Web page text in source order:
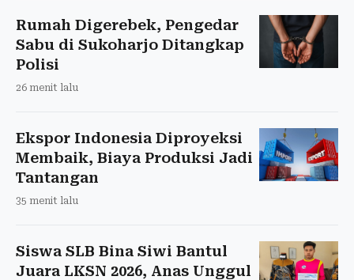
Rumah Digerebek, Pengedar
Sabu di Sukoharjo Ditangkap
Polisi
26 menit lalu
Ekspor Indonesia Diproyeksi
Membaik, Biaya Produksi Jadi
Tantangan
35 menit lalu
Siswa SLB Bina Siwi Bantul
Juara LKSN 2026, Anas Unggul